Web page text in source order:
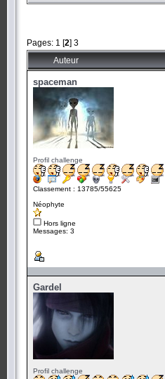
Pages: 1 [2] 3
Auteur
spaceman
Profil challenge
Classement : 13785/55625
Néophyte
Hors ligne
Messages: 3
Gardel
Profil challenge